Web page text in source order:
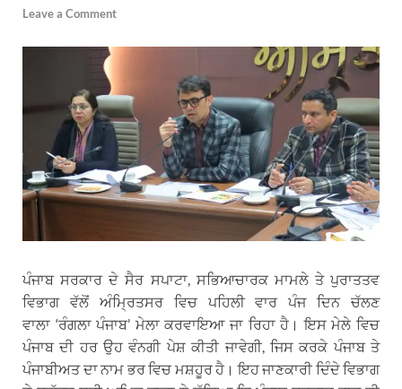
Leave a Comment
ਪੰਜਾਬ ਸਰਕਾਰ ਦੇ ਸੈਰ ਸਪਾਟਾ, ਸਭਿਆਚਾਰਕ ਮਾਮਲੇ ਤੇ ਪੁਰਾਤਤਵ
ਵਿਭਾਗ ਵੱਲੋਂ ਅੰਮ੍ਰਿਤਸਰ ਵਿਚ ਪਹਿਲੀ ਵਾਰ ਪੰਜ ਦਿਨ ਚੱਲਣ
ਵਾਲਾ ‘ਰੰਗਲਾ ਪੰਜਾਬ’ ਮੇਲਾ ਕਰਵਾਇਆ ਜਾ ਰਿਹਾ ਹੈ। ਇਸ ਮੇਲੇ ਵਿਚ
ਪੰਜਾਬ ਦੀ ਹਰ ਉਹ ਵੰਨਗੀ ਪੇਸ਼ ਕੀਤੀ ਜਾਵੇਗੀ, ਜਿਸ ਕਰਕੇ ਪੰਜਾਬ ਤੇ
ਪੰਜਾਬੀਅਤ ਦਾ ਨਾਮ ਭਰ ਵਿਚ ਮਸ਼ਹੂਰ ਹੈ। ਇਹ ਜਾਣਕਾਰੀ ਦਿੰਦੇ ਵਿਭਾਗ